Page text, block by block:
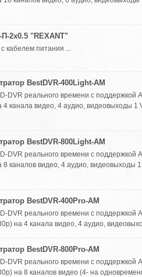
2х0.5 "REXANT"
кабелем питания ...
BestDVR-400Light-AM
DVR реального времени с поддержкой
4 канала видео, 4 аудио, видеовыходы 1
BestDVR-800Light-AM
DVR реального времени с поддержкой
8 каналов видео, 4 аудио, видеовыходы
BestDVR-400Pro-AM
DVR реального времени с поддержкой
на 4 канала видео, 4 аудио,
BestDVR-800Pro-AM
DVR реального времени с поддержкой
на 8 каналов видео (4- на